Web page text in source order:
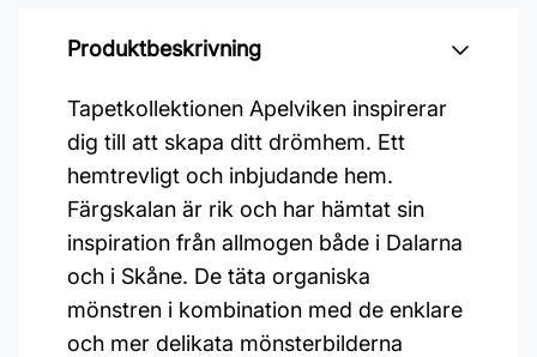
Produktbeskrivning
Tapetkollektionen Apelviken inspirerar
dig till att skapa ditt drömhem. Ett
hemtrevligt och inbjudande hem.
Färgskalan är rik och har hämtat sin
inspiration från allmogen både i Dalarna
och i Skåne. De täta organiska
mönstren i kombination med de enklare
och mer delikata mönsterbilderna